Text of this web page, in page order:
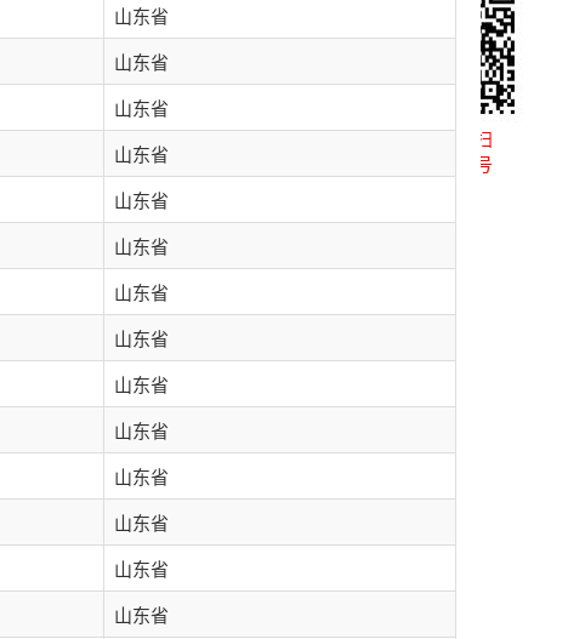
微信扫一扫
关注公众号
山东省
山东省
山东省
山东省
山东省
山东省
山东省
山东省
山东省
山东省
山东省
山东省
山东省
山东省